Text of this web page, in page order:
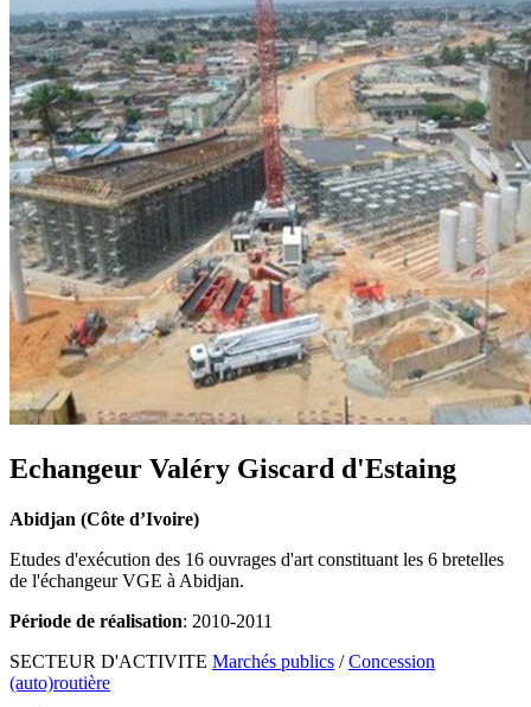
Echangeur Valéry Giscard d'Estaing
Abidjan (Côte d’Ivoire)
Etudes d'exécution des 16 ouvrages d'art constituant les 6 bretelles
de l'échangeur VGE à Abidjan.
Période de réalisation: 2010-2011
SECTEUR D'ACTIVITE Marchés publics /Concession
(auto)routière